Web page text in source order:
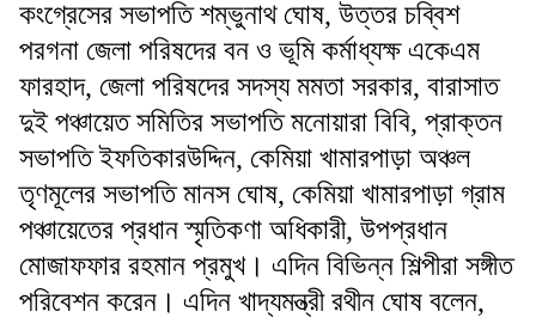
কংগ্রেসের সভাপতি শম্ভুনাথ ঘোষ, উত্তর চব্বিশ
পরগনা জেলা পরিষদের বন ও ভূমি কর্মাধ্যক্ষ একেএম
ফারহাদ, জেলা পরিষদের সদস্য মমতা সরকার, বারাসাত
দুই পঞ্চায়েত সমিতির সভাপতি মনোয়ারা বিবি, প্রাক্তন
সভাপতি ইফতিকারউদ্দিন, কেমিয়া খামারপাড়া অঞ্চল
তৃণমূলের সভাপতি মানস ঘোষ, কেমিয়া খামারপাড়া গ্রাম
পঞ্চায়েতের প্রধান স্মৃতিকণা অধিকারী, উপপ্রধান
মোজাফফার রহমান প্রমুখ। এদিন বিভিন্ন শিল্পীরা সঙ্গীত
পরিবেশন করেন। এদিন খাদ্যমন্ত্রী রথীন ঘোষ বলেন,